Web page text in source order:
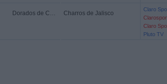
Dorados de Chihuahua Charros de Jalisco
Claro
Claro
Pluto TV